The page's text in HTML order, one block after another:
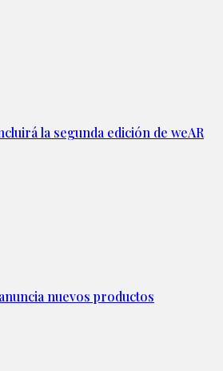
la segunda edición de weAR
nuevos productos